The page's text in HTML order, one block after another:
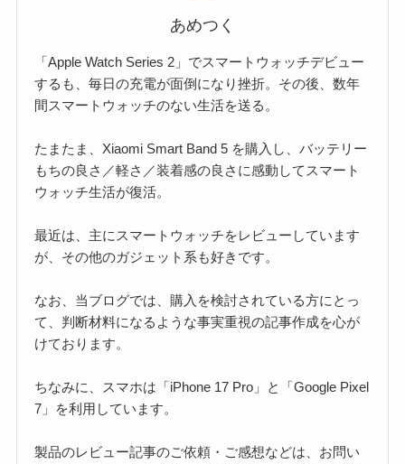
あめつく
「Apple Watch Series 2」でスマートウォッチデビュー
するも、毎日の充電が面倒になり挫折。その後、数年
間スマートウォッチのない生活を送る。
たまたま、Xiaomi Smart Band 5 を購入し、バッテリー
もちの良さ／軽さ／装着感の良さに感動してスマート
ウォッチ生活が復活。
最近は、主にスマートウォッチをレビューしています
が、その他のガジェット系も好きです。
なお、当ブログでは、購入を検討されている方にとっ
て、判断材料になるような事実重視の記事作成を心が
けております。
ちなみに、スマホは「iPhone 17 Pro」と「Google Pixel
7」を利用しています。
製品のレビュー記事のご依頼・ご感想などは、お問い